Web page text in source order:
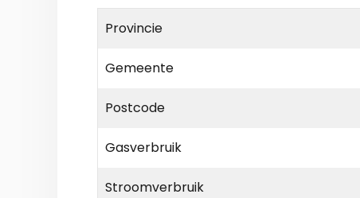
Provincie
Gemeente
Postcode
Gasverbruik
Stroomverbruik